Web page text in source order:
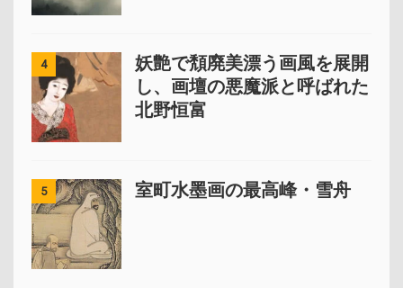
4
妖艶で頽廃美漂う画風を展開
し、画壇の悪魔派と呼ばれた
北野恒富
5 室町水墨画の最高峰・雪舟